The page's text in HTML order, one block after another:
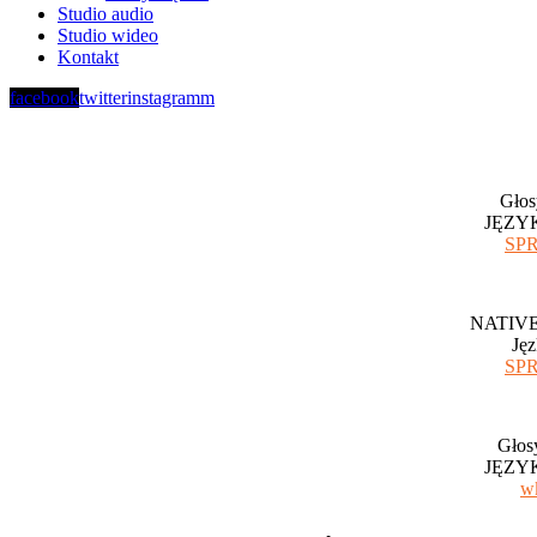
Studio audio
Studio wideo
Kontakt
facebooktwitterinstagramm